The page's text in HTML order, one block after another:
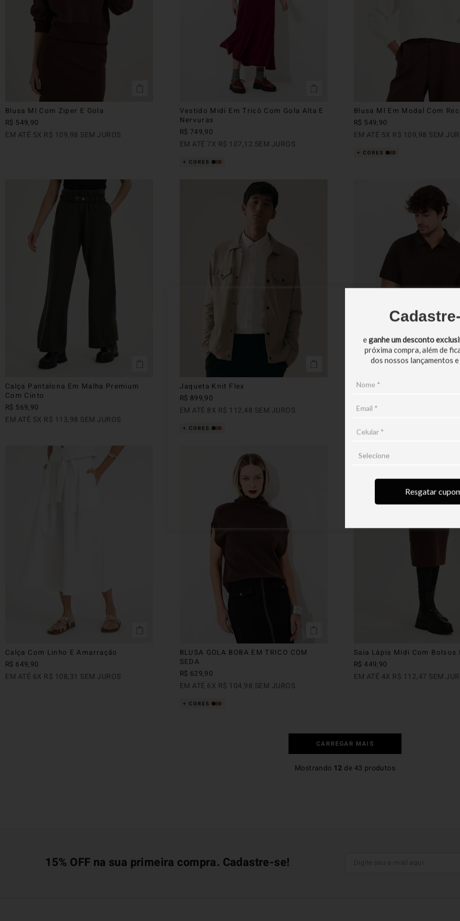
e ganhe um desconto
próxima compra, além de
dos nossos lançamentos
Resgatar
Blusa Ml Com Ziper E Gola
R$ 549,90
EM ATÉ 5X R$ 109,98 SEM JUROS
Vestido Midi Em Tricô Com Gola Alta E
Nervuras
R$ 749,90
EM ATÉ 7X R$ 107,12 SEM JUROS
Blusa Ml Em Modal Com
R$ 549,90
EM ATÉ 5X R$ 109,98 SEM
Calça Pantalona Em Malha Premium
Com Cinto
R$ 569,90
EM ATÉ 5X R$ 113,98 SEM JUROS
Jaqueta Knit Flex
R$ 899,90
EM ATÉ 8X R$ 112,48 SEM JUROS
POLO GOLA V PREMIUM
EM ATÉ
Calça Com Linho E Amarração
R$ 649,90
EM ATÉ 6X R$ 108,31 SEM JUROS
BLUSA GOLA BOBA EM TRICO COM
SEDA
R$ 629,90
EM ATÉ 6X R$ 104,98 SEM JUROS
Saia Lápis Midi Com Bolsos
R$ 449,90
EM ATÉ 4X R$ 112,47 SEM
Mostrando 12 de 43 produtos
15% OFF na sua primeira compra. Cadastre-se!